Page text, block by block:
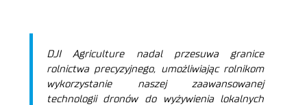
DJI Agriculture nadal przesuwa granice
rolnictwa precyzyjnego, umożliwiając rolnikom
wykorzystanie naszej zaawansowanej
technologii dronów do wyżywienia lokalnych